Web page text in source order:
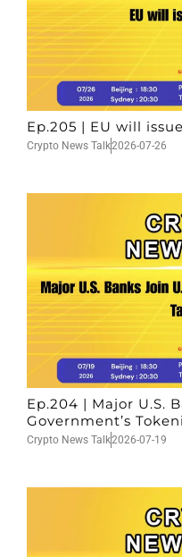
Ep.205 | EU will
Crypto News Talk2026-07-26
Ep.204 | Major U.S.
Government’s
Crypto News Talk2026-07-19